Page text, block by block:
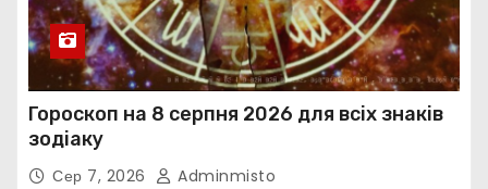
Гороскоп на 8 серпня 2026 для всіх знаків
зодіаку
Сер 7, 2026 Adminmisto